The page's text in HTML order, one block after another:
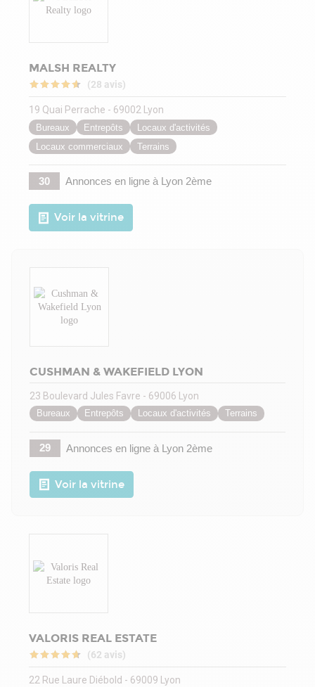
MALSH REALTY
(28 avis)
19 Quai Perrache - 69002 Lyon
Bureaux Entrepôts
Locaux d'activités
Locaux commerciaux
Terrains
30 Annonces en ligneà Lyon 2ème
Voir la vitrine
CUSHMAN & WAKEFIELD LYON
23 Boulevard Jules Favre - 69006 Lyon
Bureaux Entrepôts Locaux d'activités Terrains
29 Annonces en ligneà Lyon 2ème
Voir la vitrine
VALORIS REAL ESTATE
(62 avis)
22 Rue Laure Diébold - 69009 Lyon